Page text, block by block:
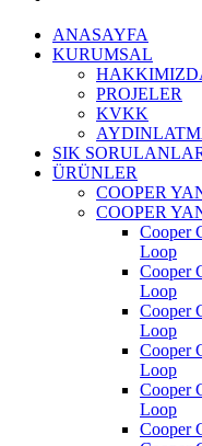
ANASAYFA
KURUMSAL
PROJELER
KVKK
SIK
ÜRÜNLER
COOPER
COOPER
Cooper
Loop
Cooper
Loop
Cooper
Loop
Cooper
Loop
Cooper
Loop
Cooper